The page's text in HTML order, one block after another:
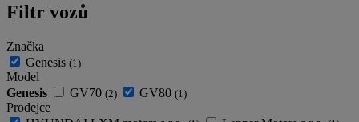
Filtr vozů
Značka
Genesis (1)
Model
Genesis
GV70 (2) GV80 (1)
Prodejce